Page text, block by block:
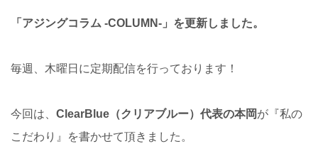
「アジングコラム -COLUMN-」を更新しました。
毎週、木曜日に定期配信を行っております！
今回は、 ClearBlue（クリアブルー）代表の本岡が『私の
こだわり』を書かせて頂きました。